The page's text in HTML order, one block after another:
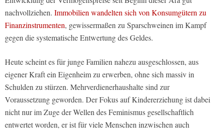
nachvollziehen. Immobilien wandelten sich von Konsumgütern zu
Finanzinstrumenten, gewissermaßen zu Sparschweinen im Kampf
gegen die systematische Entwertung des Geldes.
Heute scheint es für junge Familien nahezu ausgeschlossen, aus
eigener Kraft ein Eigenheim zu erwerben, ohne sich massiv in
Schulden zu stürzen. Mehrverdienerhaushalte sind zur
Voraussetzung geworden. Der Fokus auf Kindererziehung ist dabei
nicht nur im Zuge der Wellen des Feminismus gesellschaftlich
entwertet worden, er ist für viele Menschen inzwischen auch